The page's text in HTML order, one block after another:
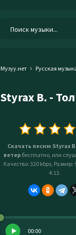
Музуу.нет Русская
Styrax B. -
Скачать песню Styrax
ветербесплатно, или
Качество: 320 kbps,
4:13.
00:00